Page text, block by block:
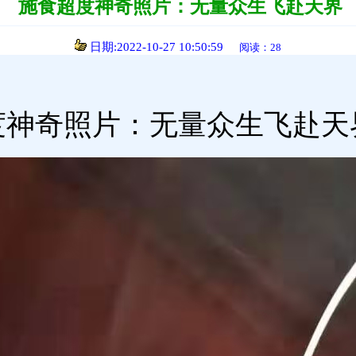
施食超度神奇照片：无量众生飞赴天界
日期:2022-10-27 10:50:59 阅读：28
奇照片：无量众生飞赴